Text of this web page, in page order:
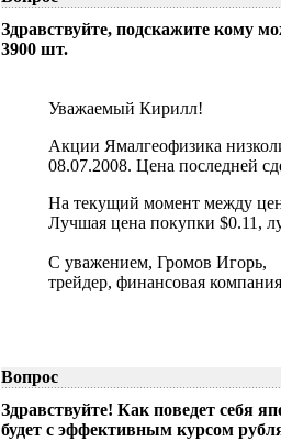
Здравствуйте, подскажите кому
3900 шт.
Уважаемый Кирилл!
Акции Ямалгеофизика
08.07.2008. Цена последней
На текущий момент между
Лучшая цена покупки $0.11,
С уважением, Громов Игорь,
трейдер, финансовая
Вопрос
Здравствуйте! Как поведет себя
будет с эффективным курсом